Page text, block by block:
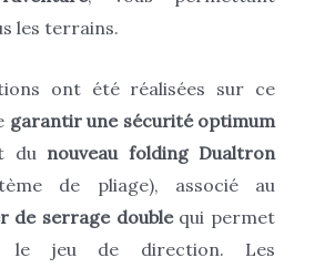
les terrains.
ont été réalisées sur ce
garantir une sécurité optimum
du nouveau folding Dualtron
de pliage), associé au
de serrage doublequi permet
le jeu de direction. Les